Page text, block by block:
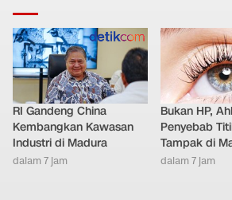
RI Gandeng China
Kembangkan Kawasan
Industri di Madura
dalam 7 jam
Bukan HP,
Penyebab
Tampak di
dalam 7 jam